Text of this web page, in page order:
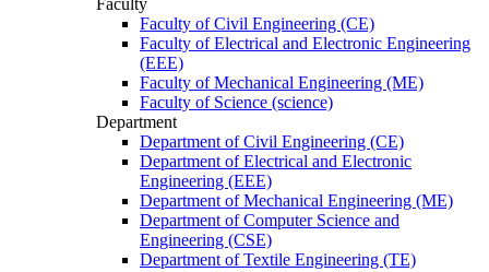
Faculty
Faculty of Civil Engineering (CE)
Faculty of Electrical and Electronic Engineering
(EEE)
Faculty of Mechanical Engineering (ME)
Faculty of Science (science)
Department
Department of Civil Engineering (CE)
Department of Electrical and Electronic
Engineering (EEE)
Department of Mechanical Engineering (ME)
Department of Computer Science and
Engineering (CSE)
Department of Textile Engineering (TE)